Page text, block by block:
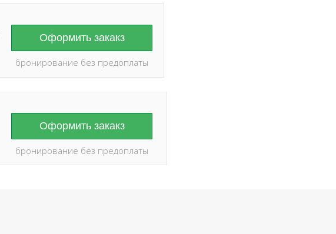
Оформить закакз
Оформить закакз
бронирование без предоплаты
бронирование без предоплаты